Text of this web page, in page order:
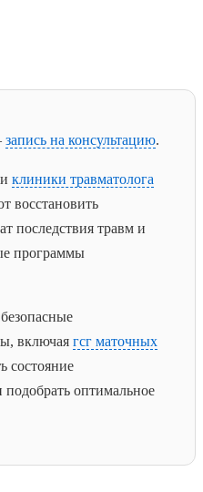
запись на консультацию.
клиники травматолога
восстановить
последствия травм и
программы
включая гсг маточных
состояние
оптимальное